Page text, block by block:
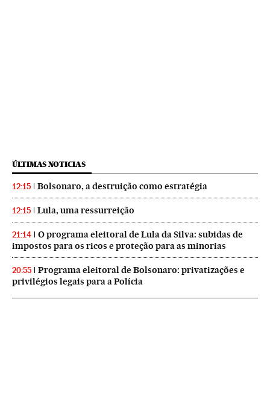
ÚLTIMAS NOTICIAS
12:15 Bolsonaro, a destruição como estratégia
12:15 Lula, uma ressurreição
21:14
O programa eleitoral de Lula da Silva: subidas de
impostos para os ricos e proteção para as minorias
20:55
Programa eleitoral de Bolsonaro: privatizações e
privilégios legais para a Polícia